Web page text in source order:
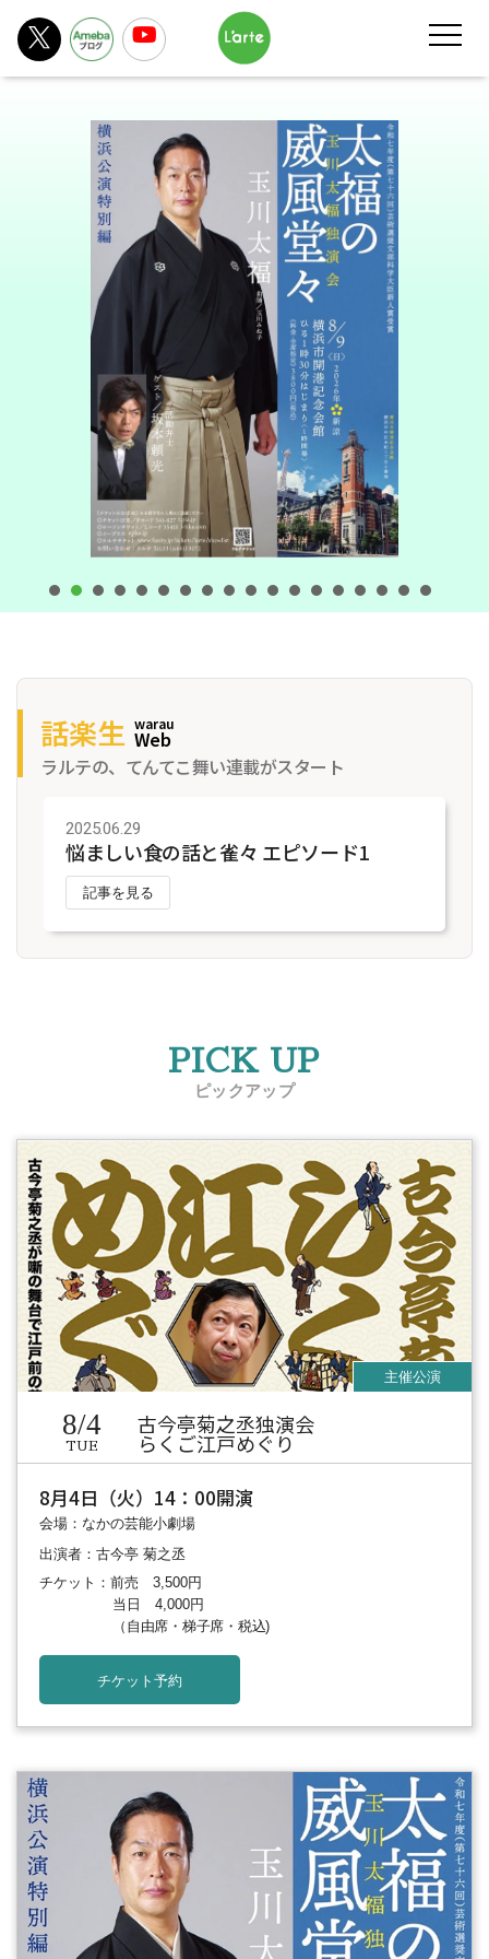
話楽生 warau
Web
ラルテの、てんてこ舞い連載がスタート
2025.06.29
悩ましい食の話と雀々 エピソード1
記事を見る
PICK UP
ピックアップ
8/4
TUE
古今亭菊之丞独演会
らくご江戸めぐり
8月4日（火）14：00開演
会場：なかの芸能小劇場
出演者：古今亭 菊之丞
チケット：前売 3,500円
当日 4,000円
（自由席・梯子席・税込)
チケット予約